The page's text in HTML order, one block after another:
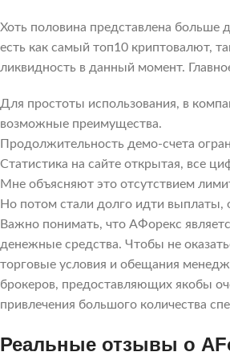
Хоть половина представлена больше
есть как самый топ10 криптовалют,
ликвидность в данный момент.
Для простоты использования, в
возможные преимущества.
Продолжительность демо-счета
Статистика на сайте открытая, все
Мне объясняют это отсутствием
Но потом стали долго идти выплаты,
Важно понимать, что АФорекс
денежные средства. Чтобы не
торговые условия и обещания
брокеров, предоставляющих якобы
привлечения большого количества
Реальные отзывы о